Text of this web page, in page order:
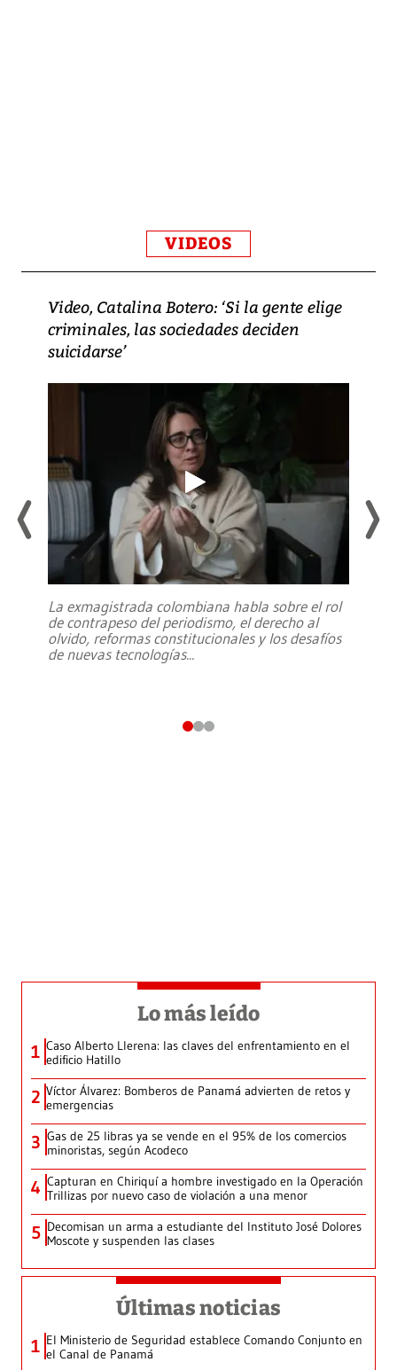
VIDEOS
Video, Catalina Botero: ‘Si la gente elige
criminales, las sociedades deciden
suicidarse’
La exmagistrada colombiana habla sobre el rol
de contrapeso del periodismo, el derecho al
olvido, reformas constitucionales y los desafíos
de nuevas tecnologías...
Lo más leído
1 Caso Alberto Llerena: las claves del enfrentamiento en el
edificio Hatillo
2 Víctor Álvarez: Bomberos de Panamá advierten de retos y
emergencias
3 Gas de 25 libras ya se vende en el 95% de los comercios
minoristas, según Acodeco
4 Capturan en Chiriquí a hombre investigado en la Operación
Trillizas por nuevo caso de violación a una menor
5 Decomisan un arma a estudiante del Instituto José Dolores
Moscote y suspenden las clases
Últimas noticias
1 El Ministerio de Seguridad establece Comando Conjunto en
el Canal de Panamá